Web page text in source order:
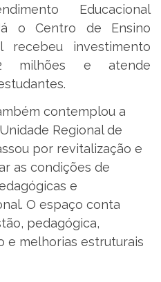
Educacional
o Centro de Ensino
recebeu investimento
milhões e atende
contemplou a
Regional de
por revitalização e
as condições de
e
O espaço conta
pedagógica,
e melhorias estruturais